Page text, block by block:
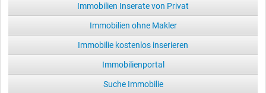
Immobilien Inserate von Privat
Immobilien ohne Makler
Immobilie kostenlos inserieren
Immobilienportal
Suche Immobilie